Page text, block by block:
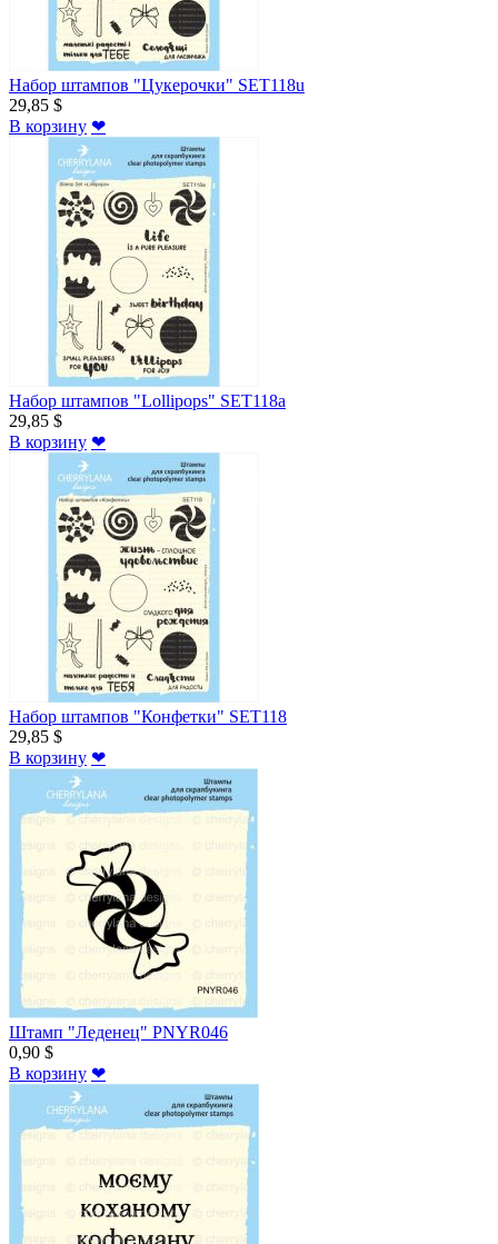
Набор штампов "Цукерочки" SET118u
29,85 $
В корзину ❤
Набор штампов "Lollipops" SET118a
29,85 $
В корзину ❤
Набор штампов "Конфетки" SET118
29,85 $
В корзину ❤
Штамп "Леденец" PNYR046
0,90 $
В корзину ❤